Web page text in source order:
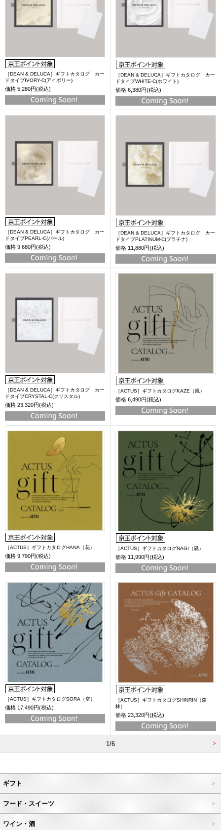
［DEAN & DELUCA］ギフトカタログ カー
ドタイプIVORY-C(アイボリー)
価格 5,280円(税込)
［DEAN & DELUCA］ギフトカタログ カー
ドタイプWHITE-C(ホワイト)
価格 6,380円(税込)
［DEAN & DELUCA］ギフトカタログ カー
ドタイプPEARL-C(パール)
価格 9,680円(税込)
［DEAN & DELUCA］ギフトカタログ カー
ドタイプPLATINUM-C(プラチナ)
価格 11,880円(税込)
［DEAN & DELUCA］ギフトカタログ カー
ドタイプCRYSTAL-C(クリスタル)
価格 23,320円(税込)
［ACTUS］ギフトカタログKAZE（風）
価格 6,490円(税込)
［ACTUS］ギフトカタログHANA（花）
価格 9,790円(税込)
［ACTUS］ギフトカタログNAGI（凪）
価格 11,990円(税込)
［ACTUS］ギフトカタログSORA（空）
価格 17,490円(税込)
［ACTUS］ギフトカタログSHINRIN（森
林）
価格 23,320円(税込)
1/6
ギフト
フード・スイーツ
ワイン・酒